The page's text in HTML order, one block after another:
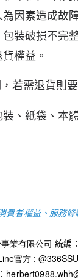
因素造成故
裝破損不完
權益 。
若需退貨則
、紙袋、本
費者權益、服務條
業有限公司 統編
官方 :